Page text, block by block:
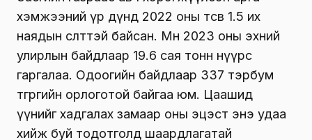
хэмжээний үр дүнд 2022 оны төсөв 1.5 их
наядын өсөлттэй байсан. Мөн 2023 оны эхний
улирлын байдлаар 19.6 сая тонн нүүрс
гаргалаа. Одоогийн байдлаар 337 тэрбум
төгрөгийн орлоготой байгаа юм. Цаашид
үүнийг хадгалах замаар оны эцэст энэ удаа
хийж буй тодотголд шаардлагатай